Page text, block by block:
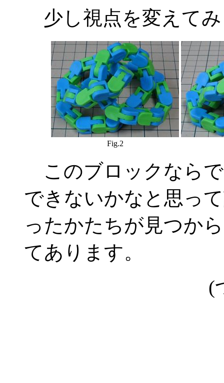
少し視点を変えて
Fig.2
このブロックなら
できないかなと思っ
ったかたちが見つか
てあります。
(